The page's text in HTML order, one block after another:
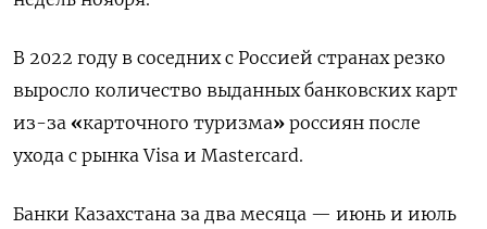
В 2022 году в соседних с Россией странах резко
выросло количество выданных банковских карт
из-за «карточного туризма» россиян после
ухода с рынка Visa и Mastercard.
Банки Казахстана за два месяца — июнь и июль